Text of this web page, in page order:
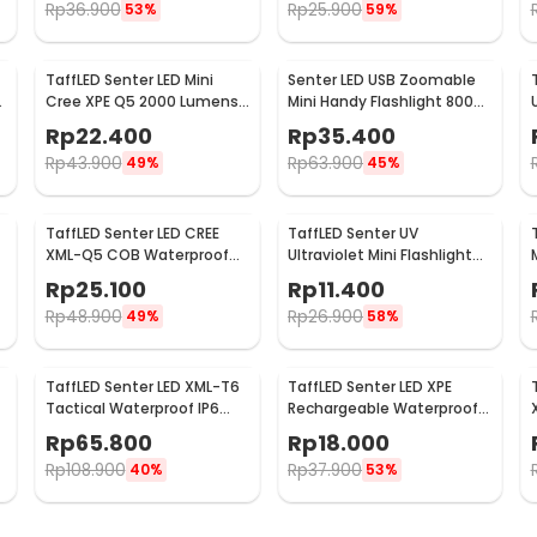
Rp36.900 53% Rp25.900 59%
TaffLED Senter LED Mini
Cree XPE Q5 2000 Lumens
- Mini864
Rp22.400
Rp43.900 49%
Senter LED USB Zoomable
Mini Handy Flashlight 800
Lumens
Rp35.400
Rp63.900 45%
TaffLED Senter LED CREE
XML-Q5 COB Waterproof
IP54 3800 Lumens - P1
Rp25.100
Rp48.900 49%
TaffLED Senter UV
Ultraviolet Mini Flashlight
400nm 9 LED - UV-395
Rp11.400
Rp26.900 58%
TaffLED Senter LED XML-T6
Tactical Waterproof IP6
3000 Lumens - E97
Rp65.800
Rp108.900 40%
TaffLED Senter LED XPE
Rechargeable Waterproof
IPX4 200 Lumens - 3187
Rp18.000
Rp37.900 53%